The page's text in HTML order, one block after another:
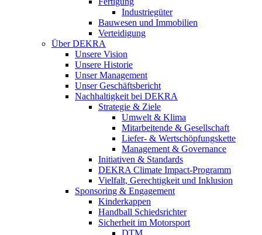
Industriegüter
Bauwesen und Immobilien
Verteidigung
Über DEKRA
Unsere Vision
Unsere Historie
Unser Management
Unser Geschäftsbericht
Nachhaltigkeit bei DEKRA
Strategie & Ziele
Umwelt & Klima
Mitarbeitende & Gesellschaft
Liefer- & Wertschöpfungskette
Management & Governance
Initiativen & Standards
DEKRA Climate Impact-Programm
Vielfalt, Gerechtigkeit und Inklusion​
Sponsoring & Engagement
Kinderkappen
Handball Schiedsrichter
Sicherheit im Motorsport
DTM